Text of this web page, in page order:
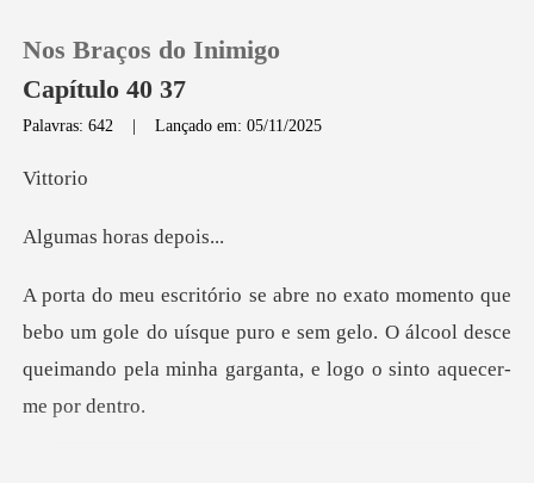
Loja
Nos Braços do Inimigo
Capítulo 40 37
Palavras: 642 |Lançado em: 05/11/2025
tt
horas de
um gole do uísque puro e sem gelo. O álcool desce
queimand